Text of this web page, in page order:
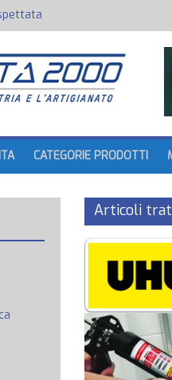
a batteria
Stucchi e Idropitture
CATEGORIE PRODOTTI
Articoli